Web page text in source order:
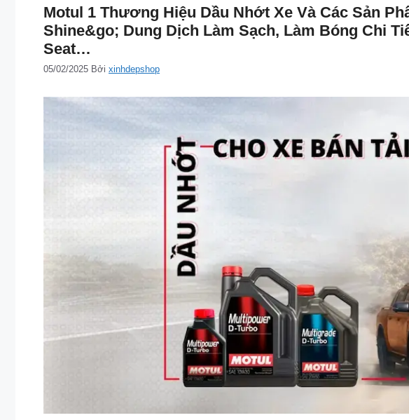
Motul 1 Thương Hiệu Dầu Nhớt Xe Và Các Sản
Shine&go; Dung Dịch Làm Sạch, Làm Bóng Chi
Seat…
05/02/2025 Bởi xinhdepshop